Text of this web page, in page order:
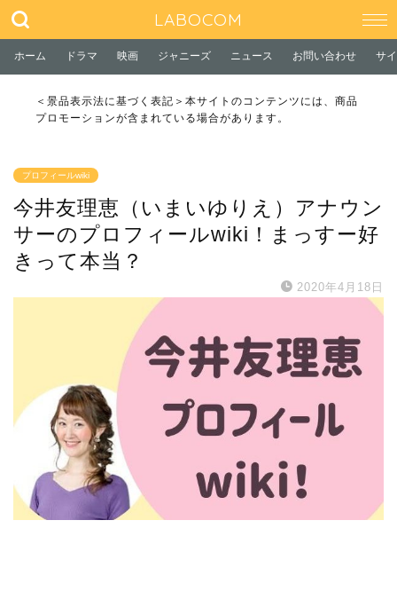
LABOCOM
ホーム ドラマ 映画 ジャニーズ ニュース お問い合わせ サ
＜景品表示法に基づく表記＞本サイトのコンテンツには、商品
プロモーションが含まれている場合があります。
プロフィールwiki
今井友理恵（いまいゆりえ）アナウン
サーのプロフィールwiki！まっすー好
きって本当？
2020年4月18日